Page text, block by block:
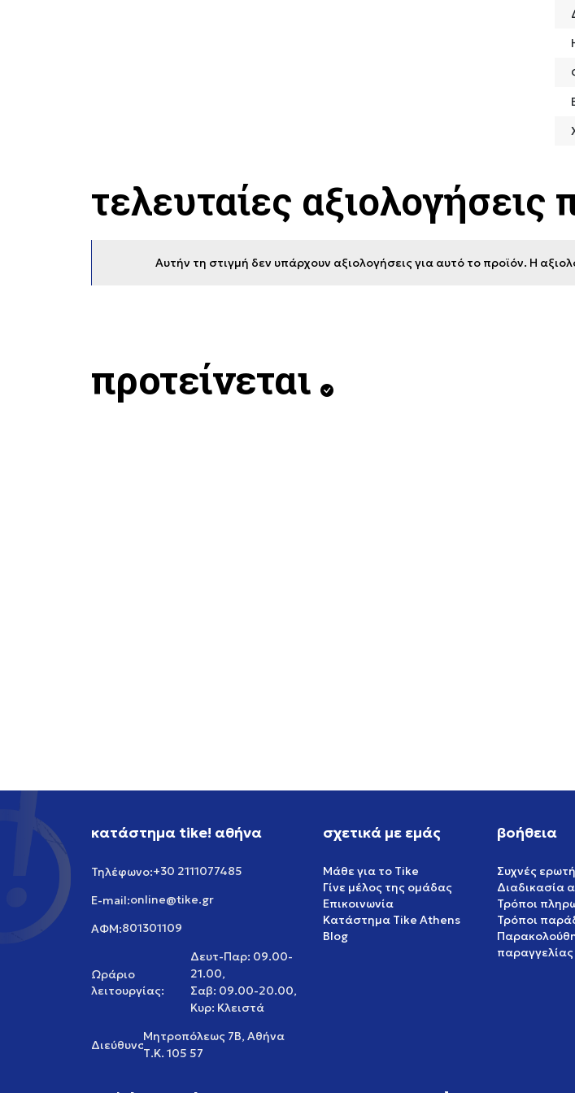
τελευταίες αξιολογήσεις
Αυτήν τη στιγμή δεν υπάρχουν αξιολογήσεις για αυτό το προϊόν. Η
προτείνεται
κατάστημα tike! αθήνα
Τηλέφωνο:+30 2111077485
E-mail:online@tike.gr
ΑΦΜ:801301109
Ωράριο
λειτουργίας:
Δευτ-Παρ: 09.00-
21.00,
Σαβ: 09.00-20.00,
Κυρ: Κλειστά
Διεύθυνση:
Μητροπόλεως 7Β, Αθήνα
Τ.Κ. 105 57
σχετικά με εμάς
Μάθε για το Tike
Γίνε μέλος της ομάδας
Επικοινωνία
Κατάστημα Tike Athens
Blog
βοήθεια
Συχνές
Διαδικασία
Τρόποι
Τρόποι
παραγγελίας